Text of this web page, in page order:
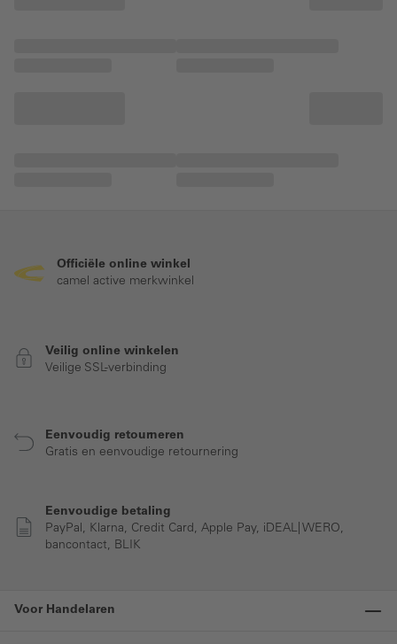
Officiële online winkel
camel active merkwinkel
Veilig online winkelen
Veilige SSL-verbinding
Eenvoudig retourneren
Gratis en eenvoudige retournering
Eenvoudige betaling
PayPal, Klarna, Credit Card, Apple Pay, iDEAL| WERO,
bancontact, BLIK
Voor Handelaren